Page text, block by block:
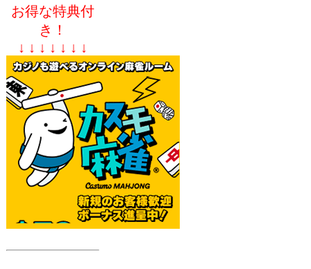
お得な特典付
き！
↓ ↓ ↓ ↓ ↓ ↓ ↓